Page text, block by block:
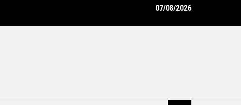
Prefeitura de Niterói e BID avançam na implementação do Programa
07/08/2026